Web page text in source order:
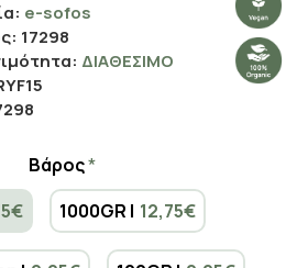
e-sofos
17298
ΔΙΑΘΈΣΙΜΟ
Βάρος
1000GR | 12,75€